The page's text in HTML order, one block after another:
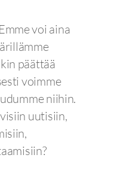
voi aina
päättää
voimme
niihin.
uutisiin,